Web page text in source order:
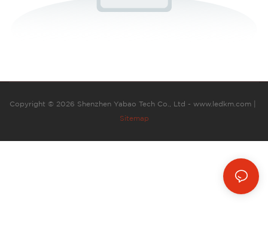
Copyright © 2026 Shenzhen Yabao Tech Co., Ltd - www.ledkm.com |
Sitemap